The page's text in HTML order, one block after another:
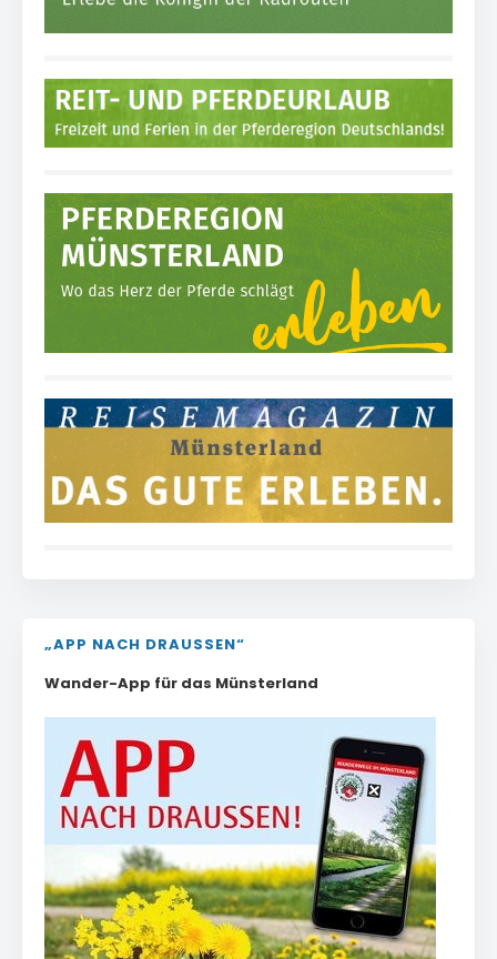
„APP NACH DRAUSSEN“
Wander-App für das Münsterland